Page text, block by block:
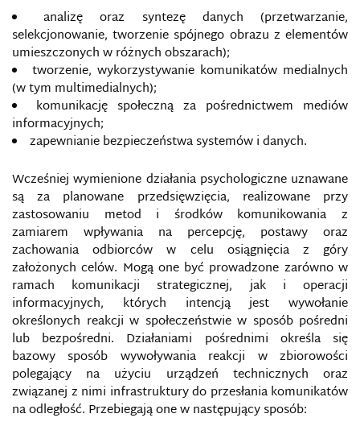
analizę oraz syntezę danych (przetwarzanie,
selekcjonowanie, tworzenie spójnego obrazu z elementów
umieszczonych w różnych obszarach);
tworzenie, wykorzystywanie komunikatów medialnych
(w tym multimedialnych);
komunikację społeczną za pośrednictwem mediów
informacyjnych;
zapewnianie bezpieczeństwa systemów i danych.
Wcześniej wymienione działania psychologiczne uznawane
są za planowane przedsięwzięcia, realizowane przy
zastosowaniu metod i środków komunikowania z
zamiarem wpływania na percepcję, postawy oraz
zachowania odbiorców w celu osiągnięcia z góry
założonych celów. Mogą one być prowadzone zarówno w
ramach komunikacji strategicznej, jak i operacji
informacyjnych, których intencją jest wywołanie
określonych reakcji w społeczeństwie w sposób pośredni
lub bezpośredni. Działaniami pośrednimi określa się
bazowy sposób wywoływania reakcji w zbiorowości
polegający na użyciu urządzeń technicznych oraz
związanej z nimi infrastruktury do przesłania komunikatów
na odległość. Przebiegają one w następujący sposób:
OCHRONA WŁASNOŚCI INTELEKTUALNEJ W SIECI
ODDZIAŁY CYBERNETYCZNE W WOJSKU POLSKIM
OKNO OVERTONA
OPERACJE INFORMACYJNE
OPERACJE PROPAGANDOWE
OPERACJE PSYCHOLOGICZNE
OPERACJE WOJSKOWEJ DEZINFORMACJI
OPINIA PUBLICZNA
OPÓŹNIENIE INFORMACYJNE
ORGANY WŁAŚCIWE DO SPRAW
CYBERBEZPIECZEŃSTWA